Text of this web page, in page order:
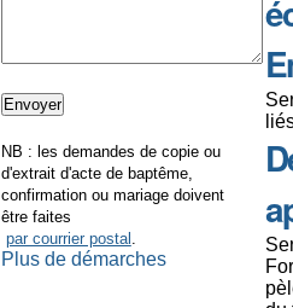
NB : les demandes de copie ou
d'extrait d'acte de baptême,
confirmation ou mariage doivent
être faites
par courrier postal .
Plus de démarches